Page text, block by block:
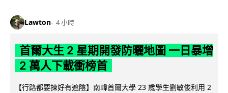
Lawton 4 小時
首爾大生 2 星期開發防曬地圖 一日暴增
2 萬人下載衝榜首
【行路都要揀好有遮陰】南韓首爾大學 23 歲學生劉敏俊利用 2